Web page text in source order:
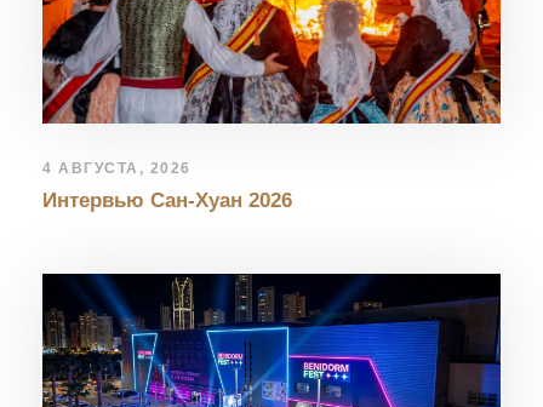
4 АВГУСТА, 2026
Интервью Сан-Хуан 2026